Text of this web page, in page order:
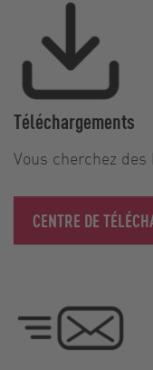
Téléchargements
Vous cherchez
CENTRE DE